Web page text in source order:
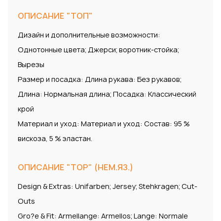
ОПИСАНИЕ "ТОП"
Дизайн и дополнительные возможности:
Однотонные цвета; Джерси; воротник-стойка;
Вырезы
Размер и посадка: Длина рукава: Без рукавов;
Длина: Нормальная длина; Посадка: Классический
крой
Материал и уход: Материал и уход: Состав: 95 %
вискоза, 5 % эластан.
ОПИСАНИЕ "TOP" (НЕМ.ЯЗ.)
Design & Extras: Unifarben; Jersey; Stehkragen; Cut-
Outs
Gro?e & Fit: Armellange: Armellos; Lange: Normale